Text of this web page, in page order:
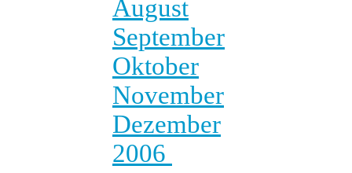
August
September
Oktober
November
Dezember
2006